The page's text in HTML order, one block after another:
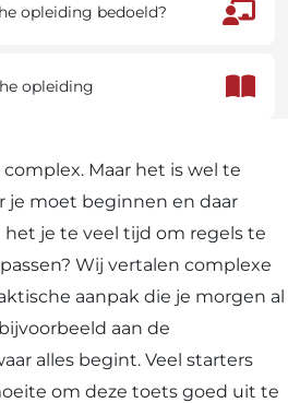
binnen
opleiding bedoeld?
opleiding
Maar het is wel te
je moet beginnen en daar
het je te veel tijd om regels te
Wij vertalen complexe
aanpak die je morgen al
aan de
alles begint. Veel starters
om deze toets goed uit te